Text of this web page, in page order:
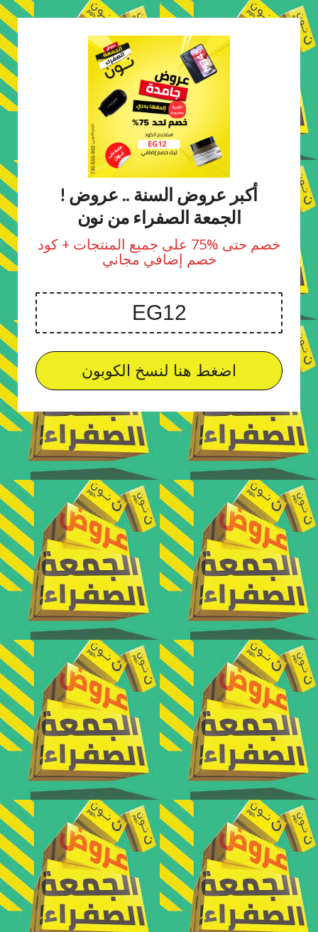
! أكبر عروض السنة .. عروض
الجمعة الصفراء من نون
خصم حتى %75 على جميع المنتجات + كود
خصم إضافي مجاني
اضغط هنا لنسخ الكوبون